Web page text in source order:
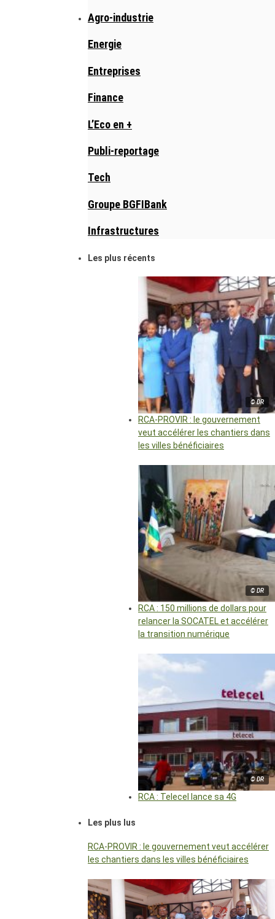
Agro-industrie
Energie
Entreprises
Finance
L’Eco en +
Publi-reportage
Tech
Groupe BGFIBank
Infrastructures
Les plus récents
© DR
RCA-PROVIR : le gouvernement
veut accélérer les chantiers dans
les villes bénéficiaires
© DR
RCA : 150 millions de dollars pour
relancer la SOCATEL et accélérer
la transition numérique
© DR
RCA : Telecel lance sa 4G
Les plus lus
RCA-PROVIR : le gouvernement veut accélérer
les chantiers dans les villes bénéficiaires